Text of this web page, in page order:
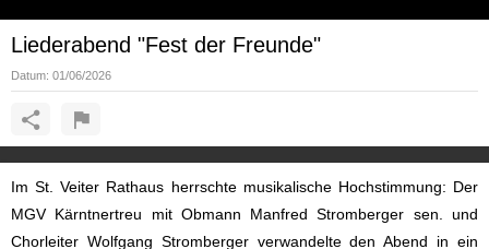
Liederabend "Fest der Freunde"
Datum: 01/06/2026
Im St. Veiter Rathaus herrschte musikalische Hochstimmung: Der
MGV Kärntnertreu mit Obmann Manfred Stromberger sen. und
Chorleiter Wolfgang Stromberger verwandelte den Abend in ein